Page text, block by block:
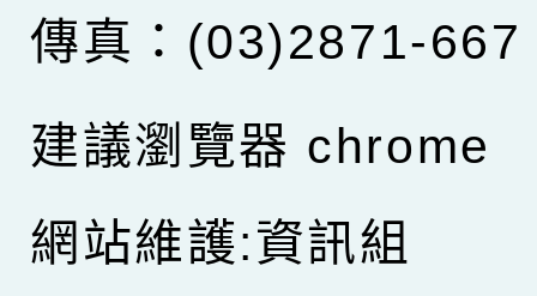
傳真：(03)2871-667
建議瀏覽器 chrome
網站維護:資訊組